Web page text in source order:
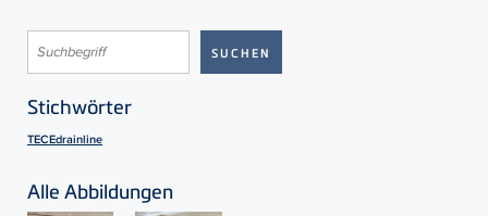
Stichwörter
TECEdrainline
Alle Abbildungen